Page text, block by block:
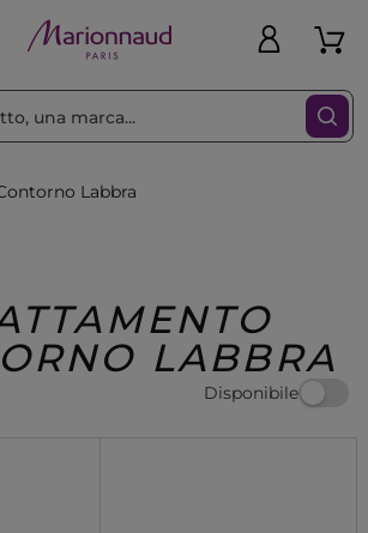
Profumi
Regalo
Labbra
LABBRA
Disponibile
Filtra